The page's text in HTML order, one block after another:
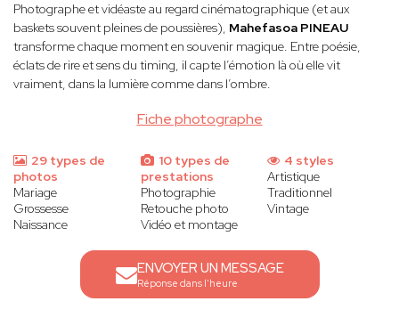
Fiche photographe
Photographe et vidéaste au regard cinématographique (et aux
baskets souvent pleines de poussières), Mahefasoa PINEAU
transforme chaque moment en souvenir magique. Entre poésie,
éclats de rire et sens du timing, il capte l’émotion là où elle vit
vraiment, dans la lumière comme dans l’ombre.
29 types de
photos
Mariage
Grossesse
Naissance
10 types de
prestations
Photographie
Retouche photo
Vidéo et montage
4 styles
Artistique
Traditionnel
Vintage
ENVOYER UN MESSAGE
Réponse dans l'heure